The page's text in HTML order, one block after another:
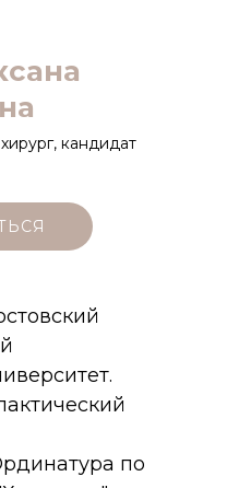
кандидат
по